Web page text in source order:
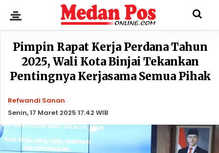
Pimpin Rapat Kerja Perdana Tahun
2025, Wali Kota Binjai Tekankan
Pentingnya Kerjasama Semua Pihak
Refwandi Sanan
Senin, 17 Maret 2025 17:42 WIB